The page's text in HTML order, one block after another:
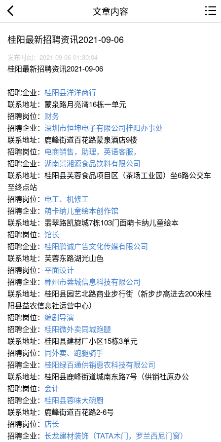
文章内容
桂阳最新招聘资讯2021-09-06
发布时间：2021-09-06 01:30:04
桂阳最新招聘资讯2021-09-06
招聘企业： 桂阳县洋洋商行
联系地址：蒙泉路月亮湾16栋一单元
招聘岗位： 财务
招聘企业： 深圳市恒坤电子有限公司桂阳办事处
联系地址：鹿峰街道百花路蒙泉酒店9楼
招聘岗位： 电商销售，助理，英语客服，
招聘企业： 湖南景湘源食品饮料有限公司
联系地址：桂阳县芙蓉食品项目区（茶场工业园）坐6路公交车
至终点站
招聘岗位： 电工、机修工
招聘企业： 萌卡纳儿童绘本创作馆
联系地址：翡翠路凯旋城7栋103门面萌卡纳儿童绘本
招聘岗位： 馆长
招聘企业： 桂阳鹏诚广告文化传媒有限公司
联系地址：芙蓉东路湖光山色
招聘岗位： 平面设计
招聘企业： 郴州市蓉城信息科技有限公司
联系地址：桂阳县园艺北路商业步行街（新步步高进去200米桂
阳县益农信息社运营中心）
招聘岗位： 编剧导演
招聘企业： 桂阳微外卖同城跑腿
联系地址：桂阳县建材厂小区15栋3单元
招聘岗位： 同外卖、跑腿骑手
招聘企业： 桂阳绿百通供销惠农科技有限公司
联系地址：桂阳县鹿峰街道城南东路7号（供销社原办公
招聘岗位： 会计
招聘企业： 桂阳县蓉味大碗厨
联系地址：鹿峰街道百花路2-6号
招聘岗位： 店长
招聘企业： 长龙建材装饰（TATA木门，罗兰西尼门窗）